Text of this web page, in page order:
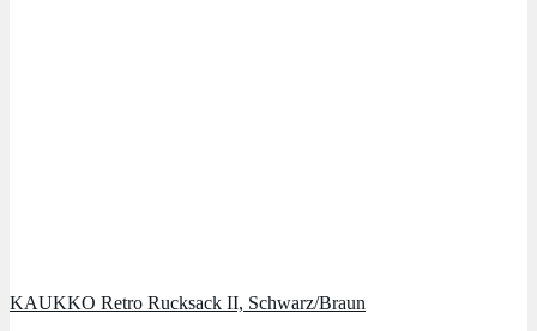
KAUKKO Retro Rucksack II, Schwarz/Braun